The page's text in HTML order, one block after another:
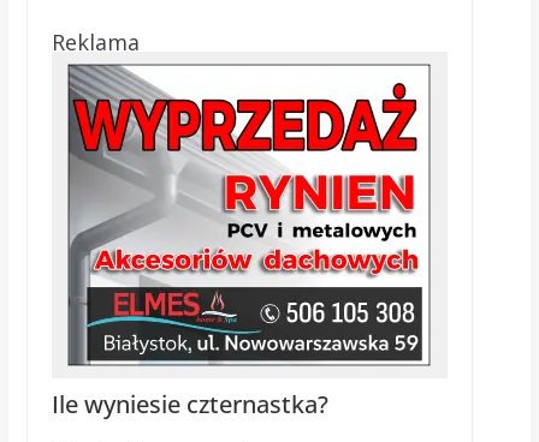
Reklama
Ile wyniesie czternastka?